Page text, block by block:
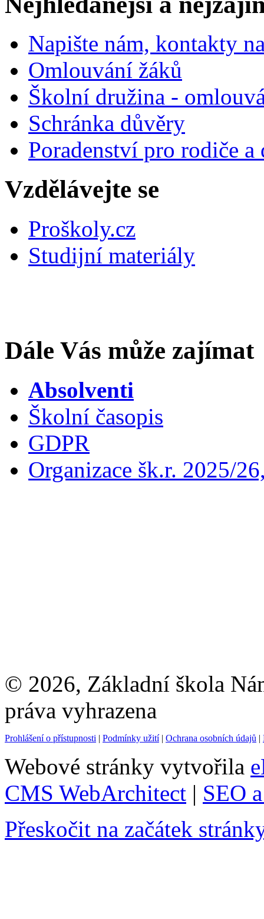
Napište nám, kontakty
Omlouvání žáků
Školní družina -
Schránka důvěry
Poradenství pro rodiče
Vzdělávejte se
Proškoly.cz
Studijní materiály
Dále Vás může zajímat
Absolventi
Školní časopis
GDPR
Organizace šk.r. 2025/
© 2026, Základní škola
práva vyhrazena
Prohlášení o přístupnosti | Podmínky užití| Ochrana osobních údajů |
Webové stránky vytvořila
CMS WebArchitect | SEO
Přeskočit na začátek